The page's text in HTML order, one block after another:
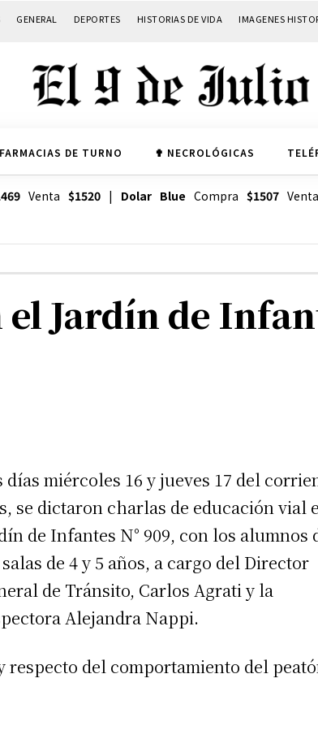
GENERAL DEPORTES HISTORIAS DE VIDA IMAGENES
FARMACIAS DE TURNO ✟ NECROLÓGICAS
Venta $1520| Dolar Blue Compra $1507Venta
Jardín de
días miércoles 16 y jueves 17 del
se dictaron charlas de educación vial
de Infantes N° 909, con los alumnos
de 4 y 5 años, a cargo del Director
de Tránsito, Carlos Agrati y la
Alejandra Nappi.
respecto del comportamiento del